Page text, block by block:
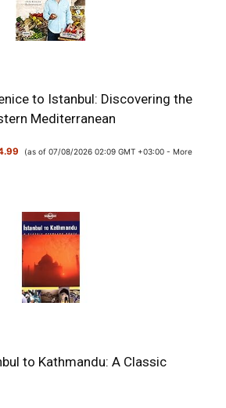
to Istanbul: Discovering the
Mediterranean
(as of 07/08/2026 02:09 GMT +03:00 - More
to Kathmandu: A Classic